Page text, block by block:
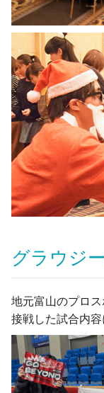
グラウジ
地元富山のプロス
接戦した試合内